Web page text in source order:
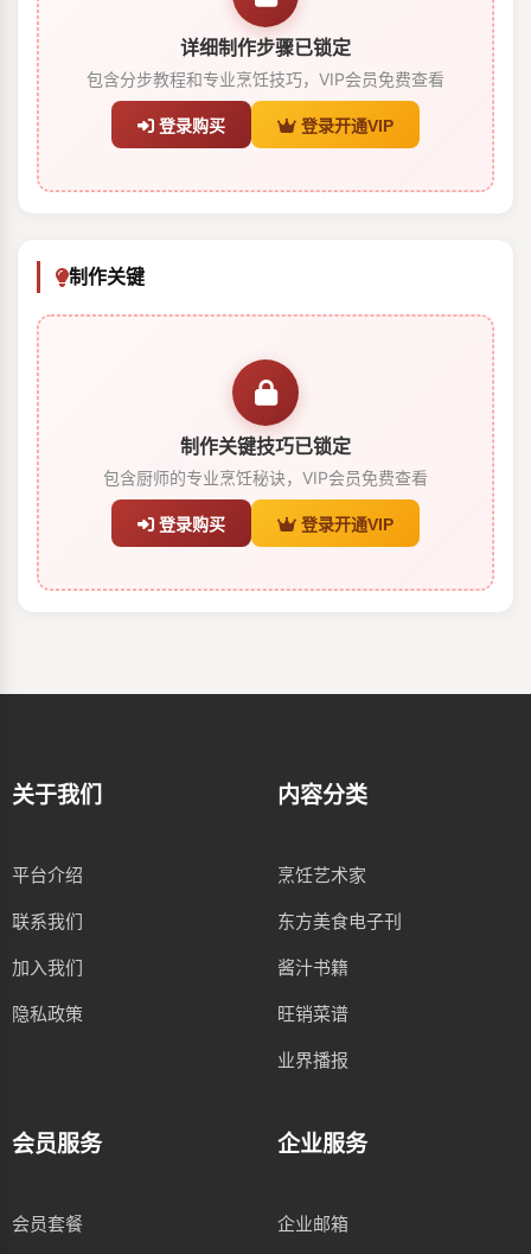
详细制作步骤已锁定
包含分步教程和专业烹饪技巧，VIP会员免费查看
登录购买 登录开通VIP
制作关键
制作关键技巧已锁定
包含厨师的专业烹饪秘诀，VIP会员免费查看
登录购买 登录开通VIP
关于我们
平台介绍
联系我们
加入我们
隐私政策
内容分类
烹饪艺术家
东方美食电子刊
酱汁书籍
旺销菜谱
业界播报
会员服务
会员套餐
企业服务
企业邮箱